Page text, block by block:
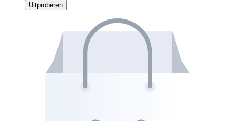
Uitproberen